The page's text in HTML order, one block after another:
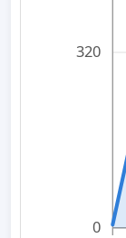
0
320